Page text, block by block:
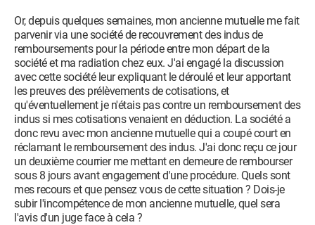
Or, depuis quelques semaines, mon ancienne mutuelle me fait
parvenir via une société de recouvrement des indus de
remboursements pour la période entre mon départ de la
société et ma radiation chez eux. J'ai engagé la discussion
avec cette société leur expliquant le déroulé et leur apportant
les preuves des prélèvements de cotisations, et
qu'éventuellement je n'étais pas contre un remboursement des
indus si mes cotisations venaient en déduction. La société a
donc revu avec mon ancienne mutuelle qui a coupé court en
réclamant le remboursement des indus. J'ai donc reçu ce jour
un deuxième courrier me mettant en demeure de rembourser
sous 8 jours avant engagement d'une procédure. Quels sont
mes recours et que pensez vous de cette situation ? Dois-je
subir l'incompétence de mon ancienne mutuelle, quel sera
l'avis d'un juge face à cela ?